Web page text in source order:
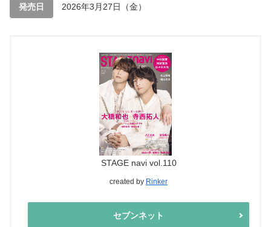
発売日 2026年3月27日（金）
STAGE navi vol.110
created by Rinker
セブンネット